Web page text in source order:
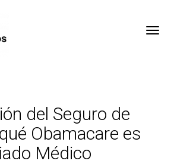
del Seguro de
Obamacare es
Médico